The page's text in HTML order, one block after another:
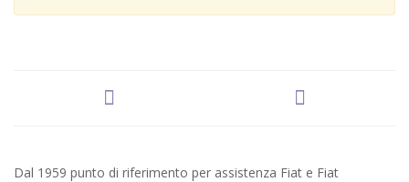
Dal 1959 punto di riferimento per assistenza Fiat e Fiat